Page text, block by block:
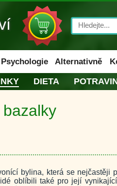
Search
Psychologie Alternativně
DIETA
bylina, která se nejčastěji
oblíbili také pro její